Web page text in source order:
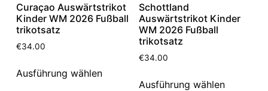
Curaçao Auswärtstrikot
Kinder WM 2026 Fußball
trikotsatz
€34.00
Ausführung wählen
Schottland
Auswärtstrikot Kinder
WM 2026 Fußball
trikotsatz
€34.00
Ausführung wählen